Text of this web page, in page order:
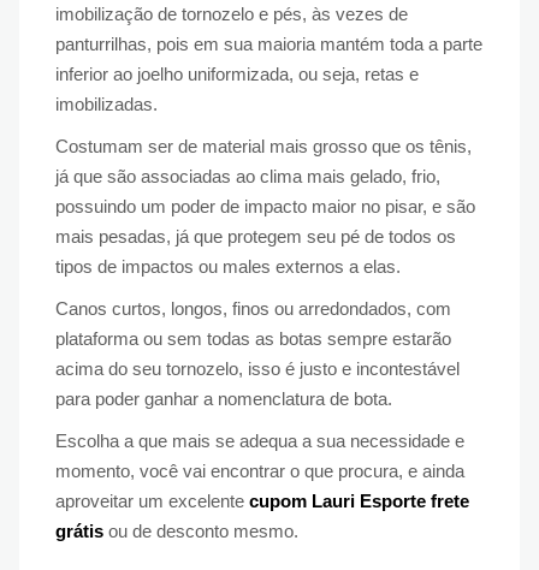
imobilização de tornozelo e pés, às vezes de
panturrilhas, pois em sua maioria mantém toda a parte
inferior ao joelho uniformizada, ou seja, retas e
imobilizadas.
Costumam ser de material mais grosso que os tênis,
já que são associadas ao clima mais gelado, frio,
possuindo um poder de impacto maior no pisar, e são
mais pesadas, já que protegem seu pé de todos os
tipos de impactos ou males externos a elas.
Canos curtos, longos, finos ou arredondados, com
plataforma ou sem todas as botas sempre estarão
acima do seu tornozelo, isso é justo e incontestável
para poder ganhar a nomenclatura de bota.
Escolha a que mais se adequa a sua necessidade e
momento, você vai encontrar o que procura, e ainda
aproveitar um excelente cupom Lauri Esporte frete
grátis ou de desconto mesmo.